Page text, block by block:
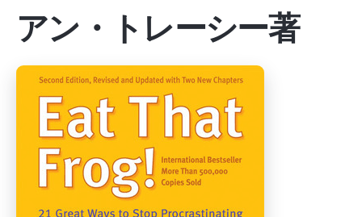
アン・トレーシー著